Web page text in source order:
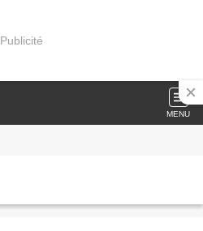
Publicité
MENU